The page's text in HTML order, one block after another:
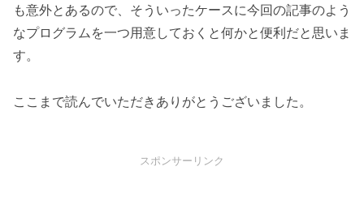
も意外とあるので、そういったケースに今回の記事のよう
なプログラムを一つ用意しておくと何かと便利だと思いま
す。
ここまで読んでいただきありがとうございました。
スポンサーリンク